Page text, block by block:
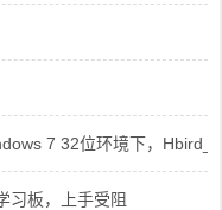
7 32位环境下，
习板，上手受阻